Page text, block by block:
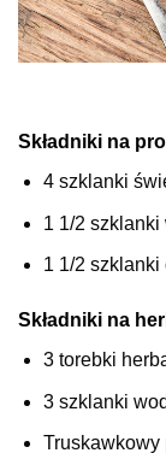
Składniki na
4 szklanki
1 1/2 szklanki
1 1/2 szklanki
Składniki na
3 torebki
3 szklanki
Truskawkowy